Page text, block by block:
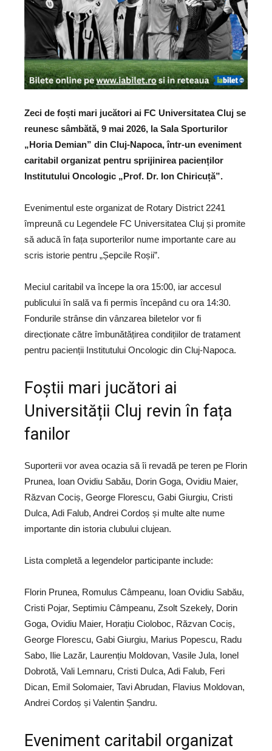
Zeci de foști mari jucători ai FC Universitatea Cluj se
reunesc sâmbătă, 9 mai 2026, la Sala Sporturilor
„Horia Demian” din Cluj-Napoca, într-un eveniment
caritabil organizat pentru sprijinirea pacienților
Institutului Oncologic „Prof. Dr. Ion Chiricuță”.
Evenimentul este organizat de Rotary District 2241
împreună cu Legendele FC Universitatea Cluj și promite
să aducă în fața suporterilor nume importante care au
scris istorie pentru „Șepcile Roșii”.
Meciul caritabil va începe la ora 15:00, iar accesul
publicului în sală va fi permis începând cu ora 14:30.
Fondurile strânse din vânzarea biletelor vor fi
direcționate către îmbunătățirea condițiilor de tratament
pentru pacienții Institutului Oncologic din Cluj-Napoca.
Foștii mari jucători ai
Universității Cluj revin în fața
fanilor
Suporterii vor avea ocazia să îi revadă pe teren pe Florin
Prunea, Ioan Ovidiu Sabău, Dorin Goga, Ovidiu Maier,
Răzvan Cociș, George Florescu, Gabi Giurgiu, Cristi
Dulca, Adi Falub, Andrei Cordoș și multe alte nume
importante din istoria clubului clujean.
Lista completă a legendelor participante include:
Florin Prunea, Romulus Câmpeanu, Ioan Ovidiu Sabău,
Cristi Pojar, Septimiu Câmpeanu, Zsolt Szekely, Dorin
Goga, Ovidiu Maier, Horațiu Cioloboc, Răzvan Cociș,
George Florescu, Gabi Giurgiu, Marius Popescu, Radu
Sabo, Ilie Lazăr, Laurențiu Moldovan, Vasile Jula, Ionel
Dobrotă, Vali Lemnaru, Cristi Dulca, Adi Falub, Feri
Dican, Emil Solomaier, Tavi Abrudan, Flavius Moldovan,
Andrei Cordoș și Valentin Șandru.
Eveniment caritabil organizat